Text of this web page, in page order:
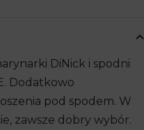
DiNick i spodni
Dodatkowo
pod spodem. W
zawsze dobry wybór.